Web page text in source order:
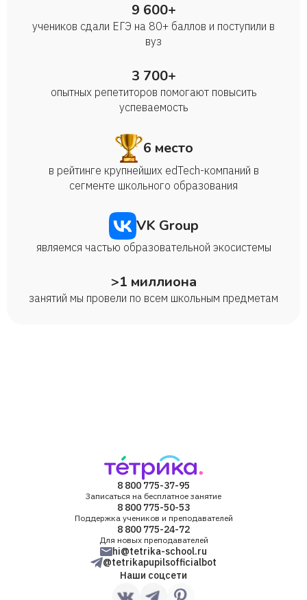
9 600+
учеников сдали ЕГЭ на 80+ баллов и поступили в
вуз
3 700+
опытных репетиторов помогают повысить
успеваемость
6 место
в рейтинге крупнейших edTech-компаний в
сегменте школьного образования
VK Group
являемся частью образовательной экосистемы
>1 миллиона
занятий мы провели по всем школьным предметам
8 800 775-37-95
Записаться на бесплатное занятие
8 800 775-50-53
Поддержка учеников и преподавателей
8 800 775-24-72
Для новых преподавателей
hi@tetrika-school.ru
@tetrikapupilsofficialbot
Наши соцсети